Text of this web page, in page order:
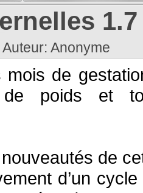
Auteur: Anonyme
mois de
poids et
de
d’un